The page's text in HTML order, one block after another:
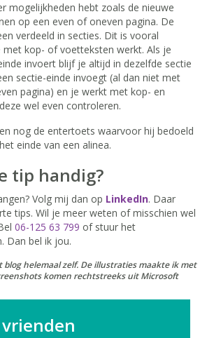
mogelijkheden hebt zoals de nieuwe
op een even of oneven pagina. De
verdeeld in secties. Dit is vooral
met kop- of voetteksten werkt. Als je
invoert blijf je altijd in dezelfde sectie
sectie-einde invoegt (al dan niet met
pagina) en je werkt met kop- en
wel even controleren.
nog de entertoets waarvoor hij bedoeld
einde van een alinea.
tip handig?
Volg mij dan op LinkedIn. Daar
tips. Wil je meer weten of misschien wel
06-125 63 799 of stuur het
Dan bel ik jou.
blog helemaal zelf. De illustraties maakte ik met
komen rechtstreeks uit Microsoft